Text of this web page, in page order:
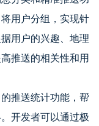
用户分组，实现针
用户的兴趣、地理
推送的相关性和用
推送统计功能，帮
开发者可以通过极